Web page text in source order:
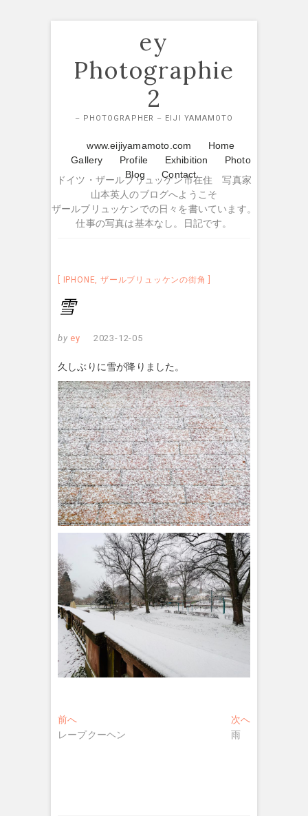
ey
Photographie
2
– PHOTOGRAPHER – EIJI YAMAMOTO
www.eijiyamamoto.com
Home
Gallery
Profile Exhibition
Photo
Blog
Contact
ドイツ・ザールブリュッケン市在住 写真家
山本英人のブログへようこそ
ザールブリュッケンでの日々を書いています。
仕事の写真は基本なし。日記です。
IPHONE,ザールブリュッケンの街角
雪
by ey 2023-12-05
久しぶりに雪が降りました。
投
稿
前へ
去
レープクーヘン
次へ
雨